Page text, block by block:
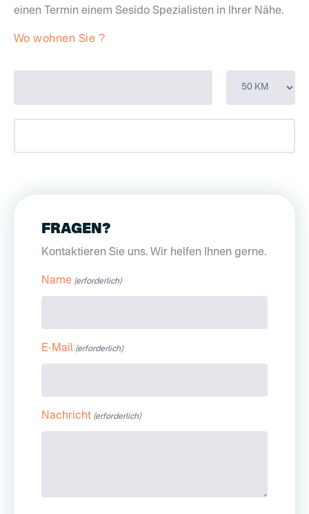
einen Termin einem Sesido Spezialisten in Ihrer Nähe.
Wo wohnen Sie ?
FRAGEN?
Kontaktieren Sie uns. Wir helfen Ihnen gerne.
Name (erforderlich)
E-Mail (erforderlich)
Nachricht (erforderlich)